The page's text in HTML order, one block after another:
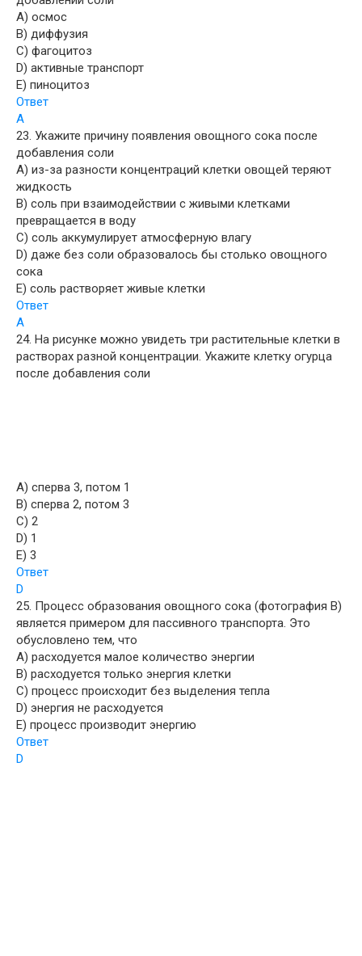
A) осмос
B) диффузия
C) фагоцитоз
D) активные транспорт
E) пиноцитоз
Ответ
A
23. Укажите причину появления овощного сока после
добавления соли
A) из-за разности концентраций клетки овощей теряют
жидкость
B) соль при взаимодействии с живыми клетками
превращается в воду
C) соль аккумулирует атмосферную влагу
D) даже без соли образовалось бы столько овощного
сока
E) соль растворяет живые клетки
Ответ
A
24. На рисунке можно увидеть три растительные клетки в
растворах разной концентрации. Укажите клетку огурца
после добавления соли
A) сперва 3, потом 1
B) сперва 2, потом 3
C) 2
D) 1
E) 3
Ответ
D
25. Процесс образования овощного сока (фотография В)
является примером для пассивного транспорта. Это
обусловлено тем, что
A) расходуется малое количество энергии
B) расходуется только энергия клетки
C) процесс происходит без выделения тепла
D) энергия не расходуется
E) процесс производит энергию
Ответ
D